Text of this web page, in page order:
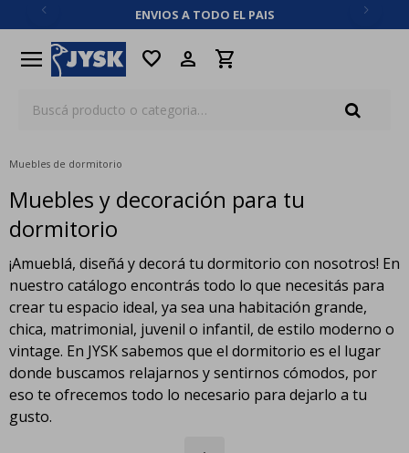
ENVIOS A TODO EL PAIS
menu favorite
Muebles de dormitorio
Muebles y decoración para tu
dormitorio
¡Amueblá, diseñá y decorá tu dormitorio con nosotros! En
nuestro catálogo encontrás todo lo que necesitás para
crear tu espacio ideal, ya sea una habitación grande,
chica, matrimonial, juvenil o infantil, de estilo moderno o
vintage. En JYSK sabemos que el dormitorio es el lugar
donde buscamos relajarnos y sentirnos cómodos, por
eso te ofrecemos todo lo necesario para dejarlo a tu
gusto.
close